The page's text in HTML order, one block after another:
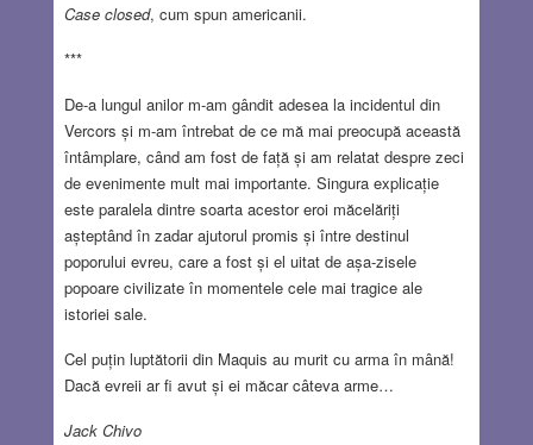
Case closed, cum spun americanii.
***
De-a lungul anilor m-am gândit adesea la incidentul din
Vercors și m-am întrebat de ce mă mai preocupă această
întâmplare, când am fost de față și am relatat despre zeci
de evenimente mult mai importante. Singura explicație
este paralela dintre soarta acestor eroi măcelăriți
așteptând în zadar ajutorul promis și între destinul
poporului evreu, care a fost și el uitat de așa-zisele
popoare civilizate în momentele cele mai tragice ale
istoriei sale.
Cel puțin luptătorii din Maquis au murit cu arma în mână!
Dacă evreii ar fi avut și ei măcar câteva arme…
Jack Chivo